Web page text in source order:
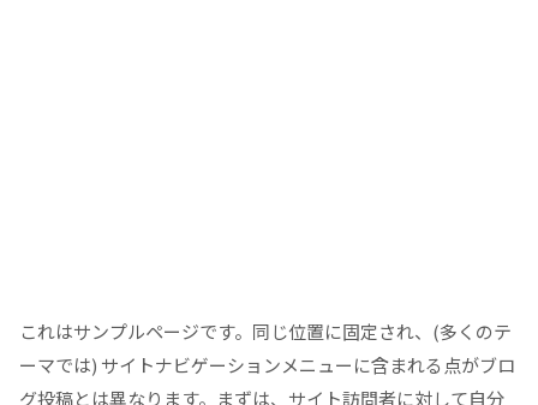
これはサンプルページです。同じ位置に固定され、(多くのテ
ーマでは) サイトナビゲーションメニューに含まれる点がブロ
グ投稿とは異なります。まずは、サイト訪問者に対して自分